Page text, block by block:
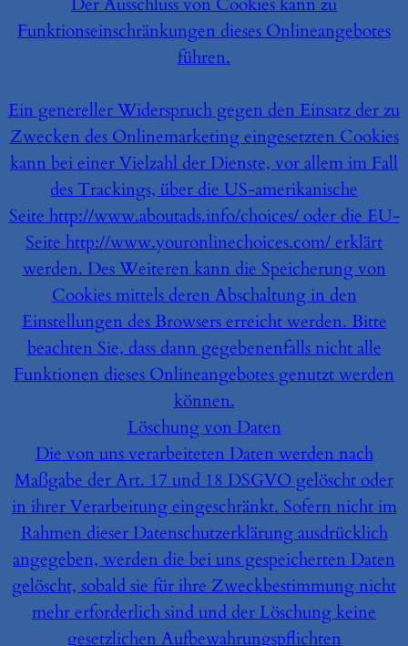
Funktionseinschränkungen dieses Onlineangebotes
führen.
Ein genereller Widerspruch gegen den Einsatz der zu
Zwecken des Onlinemarketing eingesetzten Cookies
kann bei einer Vielzahl der Dienste, vor allem im Fall
des Trackings, über die US-amerikanische
Seite http://www.aboutads.info/choices/ oder die EU-
Seite http://www.youronlinechoices.com/ erklärt
werden. Des Weiteren kann die Speicherung von
Cookies mittels deren Abschaltung in den
Einstellungen des Browsers erreicht werden. Bitte
beachten Sie, dass dann gegebenenfalls nicht alle
Funktionen dieses Onlineangebotes genutzt werden
können.
Löschung von Daten
Die von uns verarbeiteten Daten werden nach
Maßgabe der Art. 17 und 18 DSGVO gelöscht oder
in ihrer Verarbeitung eingeschränkt. Sofern nicht im
Rahmen dieser Datenschutzerklärung ausdrücklich
angegeben, werden die bei uns gespeicherten Daten
gelöscht, sobald sie für ihre Zweckbestimmung nicht
mehr erforderlich sind und der Löschung keine
gesetzlichen Aufbewahrungspflichten